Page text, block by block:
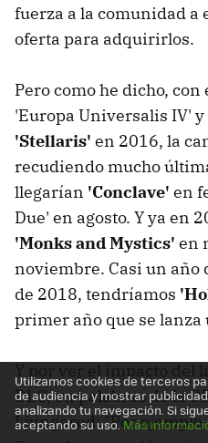
fuerza a la comunidad a
oferta para adquirirlos.
Pero como he dicho,
'Europa Universalis IV' y
'Stellaris' en 2016, la
recudiendo mucho
llegarían 'Conclave' en
Due' en agosto. Y ya en
'Monks and Mystics' en
noviembre. Casi un año
de 2018, tendríamos
primer año que se lanza
Y por ver el impacto del
DLC, en palabras de la
Ljungerud: "Por
Utilizamos cookies de terceros
de audiencia y mostrar
analizando tu navegación. Si
aceptando su uso.Más